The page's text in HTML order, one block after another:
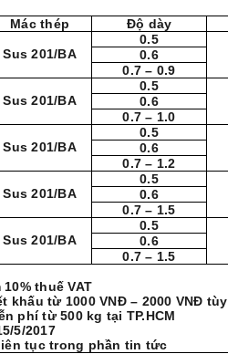
Mác thép Độ dày
Sus 201/BA
0.5
0.6
0.7 – 0.9
Sus 201/BA
0.5
0.6
0.7 – 1.0
Sus 201/BA
0.5
0.6
0.7 – 1.2
Sus 201/BA
0.5
0.6
0.7 – 1.5
Sus 201/BA
0.5
0.6
0.7 – 1.5
thuế VAT
khấu từ 1000 VNĐ – 2000 VNĐ
phí từ 500 kg tại TP.HCM
5/2017
tục trong phần tin tức